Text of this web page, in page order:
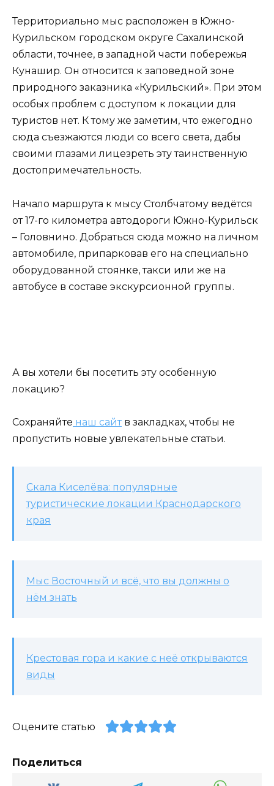
Территориально мыс расположен в Южно-
Курильском городском округе Сахалинской
области, точнее, в западной части побережья
Кунашир. Он относится к заповедной зоне
природного заказника «Курильский». При этом
особых проблем с доступом к локации для
туристов нет. К тому же заметим, что ежегодно
сюда съезжаются люди со всего света, дабы
своими глазами лицезреть эту таинственную
достопримечательность.
Начало маршрута к мысу Столбчатому ведётся
от 17-го километра автодороги Южно-Курильск
– Головнино. Добраться сюда можно на личном
автомобиле, припарковав его на специально
оборудованной стоянке, такси или же на
автобусе в составе экскурсионной группы.
А вы хотели бы посетить эту особенную
локацию?
Сохраняйте наш сайтв закладках, чтобы не
пропустить новые увлекательные статьи.
Скала Киселёва: популярные
туристические локации Краснодарского
края
Мыс Восточный и всё, что вы должны о
нём знать
Крестовая гора и какие с неё открываются
виды
Оцените статью
Поделиться